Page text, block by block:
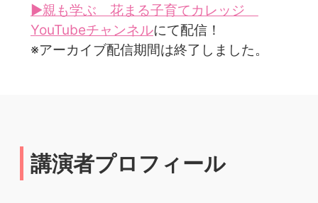
▶親も学ぶ 花まる子育てカレッジ
YouTubeチャンネルにて配信！
※アーカイブ配信期間は終了しました。
講演者プロフィール